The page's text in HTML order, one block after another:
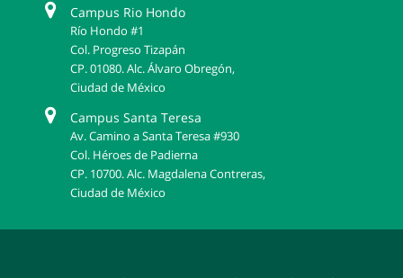
Campus Rio Hondo
Río Hondo #1
Col. Progreso Tizapán
CP. 01080. Alc. Álvaro Obregón,
Ciudad de México
Campus Santa Teresa
Av. Camino a Santa Teresa #930
Col. Héroes de Padierna
CP. 10700. Alc. Magdalena Contreras,
Ciudad de México